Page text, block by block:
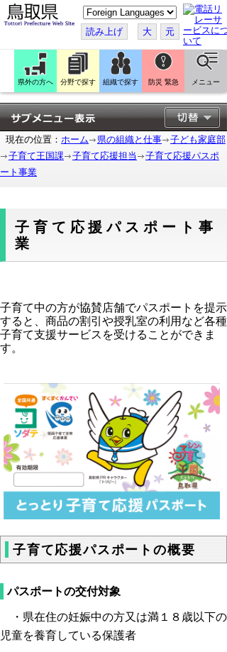
こ
の
ペ
ー
ジ
翻
訳
す
る
読み上げ 大 元
県外の方へ 分野で探す 組織で探す 防災 緊急 メニュー
現在の位置： ホーム 県の組織と仕事
子ども家庭部
子育て王国課
子育て応援担当
子育て応援パスポ
ート事業
子育て応援パスポート事
業
子育て中の方が協賛店舗でパスポートを提示
すると、商品の割引や授乳室の利用など各種
子育て支援サービスを受けることができま
す。
子育て応援パスポートの概要
パスポートの交付対象
・県在住の妊娠中の方又は満１８歳以下の
児童を養育している保護者